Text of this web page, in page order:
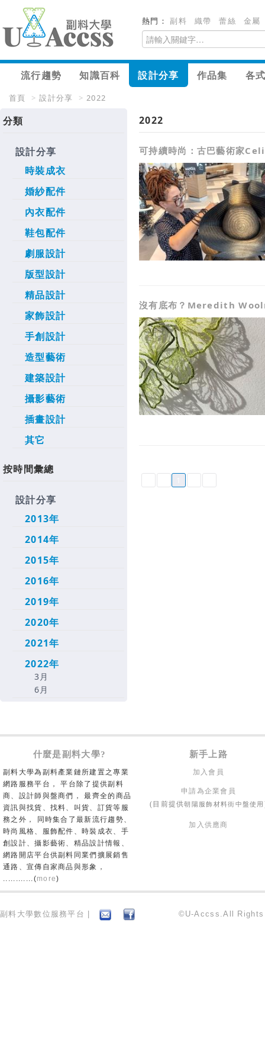
熱門：副料 織帶 蕾絲 金屬
流行趨勢 知識百科 設計分享 作品集 各
首頁 > 設計分享 > 2022
分類
設計分享
時裝成衣
婚紗配件
內衣配件
鞋包配件
劇服設計
版型設計
精品設計
家飾設計
手創設計
造型藝術
建築設計
攝影藝術
插畫設計
其它
按時間彙總
設計分享
2013年
2014年
2015年
2016年
2019年
2020年
2021年
2022年
3月
6月
2022
可持續時尚：古巴藝術家
沒有底布？Meredith
什麼是副料大學? 新手上路
副料大學為副料產業鏈所建置之專業
網路服務平台， 平台除了提供副料
商、設計師與盤商們， 最齊全的商品
資訊與找貨、找料、叫貨、訂貨等服
務之外， 同時集合了最新流行趨勢、
時尚風格、服飾配件、時裝成衣、手
創設計、攝影藝術、精品設計情報、
網路開店平台供副料同業們擴展銷售
通路、宣傳自家商品與形象，
............(more)
加入會員
申請為企業會員
(目前提供朝陽服飾材料街中盤使用
加入供應商
副料大學數位服務平台 | ©U-Accss.All Rights